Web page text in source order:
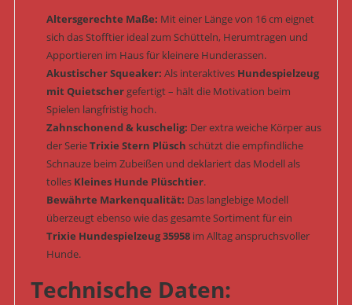
Altersgerechte Maße: Mit einer Länge von 16 cm eignet
sich das Stofftier ideal zum Schütteln, Herumtragen und
Apportieren im Haus für kleinere Hunderassen.
Akustischer Squeaker: Als interaktives Hundespielzeug
mit Quietschergefertigt – hält die Motivation beim
Spielen langfristig hoch.
Zahnschonend & kuschelig: Der extra weiche Körper aus
der SerieTrixie Stern Plüsch schützt die empfindliche
Schnauze beim Zubeißen und deklariert das Modell als
tolles Kleines Hunde Plüschtier.
Bewährte Markenqualität: Das langlebige Modell
überzeugt ebenso wie das gesamte Sortiment für ein
Trixie Hundespielzeug 35958im Alltag anspruchsvoller
Hunde.
Technische Daten: